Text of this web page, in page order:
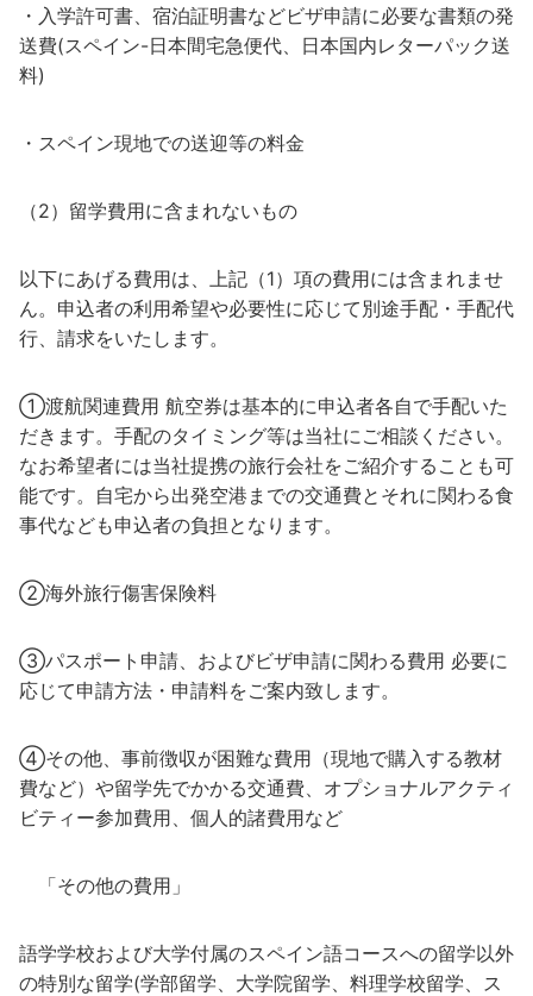
・入学許可書、宿泊証明書などビザ申請に必要な書類の発
送費(スペイン-日本間宅急便代、日本国内レターパック送
料)
・スペイン現地での送迎等の料金
（2）留学費用に含まれないもの
以下にあげる費用は、上記（1）項の費用には含まれませ
ん。申込者の利用希望や必要性に応じて別途手配・手配代
行、請求をいたします。
①渡航関連費用 航空券は基本的に申込者各自で手配いた
だきます。手配のタイミング等は当社にご相談ください。
なお希望者には当社提携の旅行会社をご紹介することも可
能です。自宅から出発空港までの交通費とそれに関わる食
事代なども申込者の負担となります。
②海外旅行傷害保険料
③パスポート申請、およびビザ申請に関わる費用 必要に
応じて申請方法・申請料をご案内致します。
④その他、事前徴収が困難な費用（現地で購入する教材
費など）や留学先でかかる交通費、オプショナルアクティ
ビティー参加費用、個人的諸費用など
「その他の費用」
語学学校および大学付属のスペイン語コースへの留学以外
の特別な留学(学部留学、大学院留学、料理学校留学、ス